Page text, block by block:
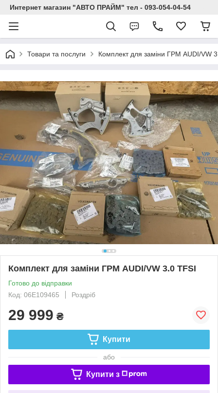
Интернет магазин "АВТО ПРАЙМ" тел - 093-054-04-54
Товари та послуги Комплект для заміни ГРМ AUDI/VW
Комплект для заміни ГРМ AUDI/VW 3.0 TFSI
Готово до відправки
Код: 06E109465
Роздріб
29 999 ₴
Купити
або
Купити з